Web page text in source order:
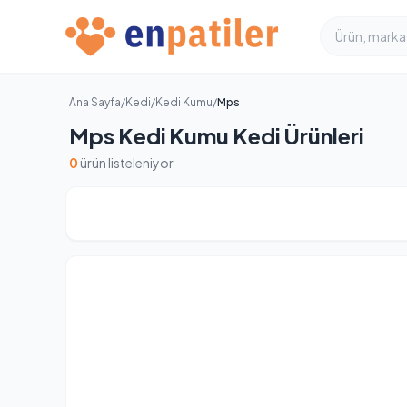
Ana Sayfa/Kedi/Kedi Kumu/Mps
Mps Kedi Kumu Kedi Ürünleri
0 ürün listeleniyor